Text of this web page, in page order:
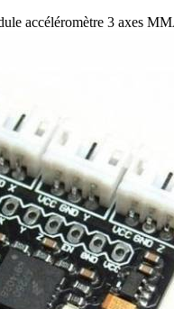
accéléromètre 3 axes